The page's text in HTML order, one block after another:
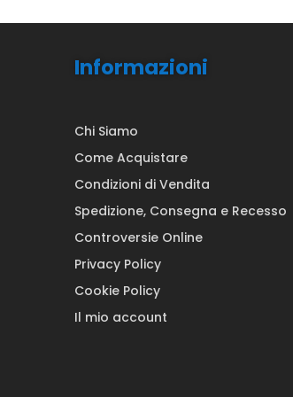
Informazioni
Chi Siamo
Come Acquistare
Condizioni di Vendita
Spedizione, Consegna e Recesso
Controversie Online
Privacy Policy
Cookie Policy
Il mio account